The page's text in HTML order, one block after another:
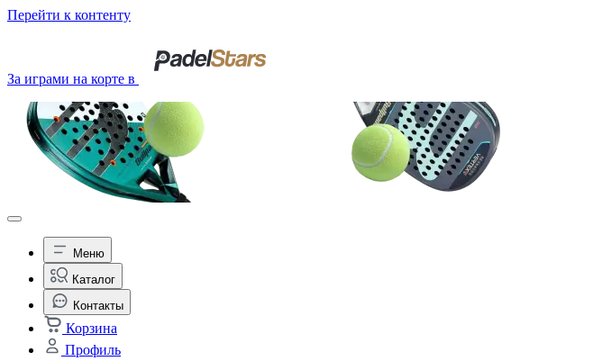
Перейти к контенту
За играми на корте в
Меню
Каталог
Контакты
Корзина
Профиль